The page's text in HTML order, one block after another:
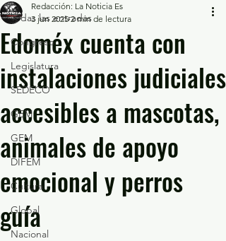
Todas las entradas
Congreso
Legislatura
SEDECO
GEM
GEM
DIFEM
Cultura
Global
Nacional
Edoméx cuenta con
instalaciones judiciales
accesibles a mascotas,
animales de apoyo
emocional y perros
guía
Redacción: La Noticia Es
3 jun 2025 2 min de lectura